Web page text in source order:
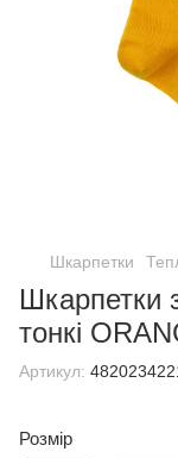
Шкарпетки
Шкарпетки
тонкі
Артикул:
Розмір